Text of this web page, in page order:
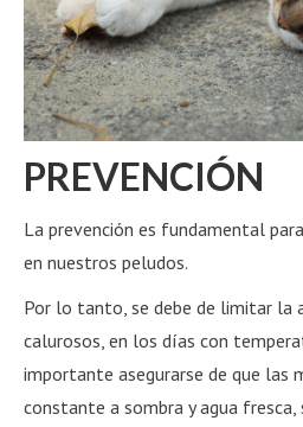
PREVENCIÓN
La prevención es fundamental
en nuestros peludos.
Por lo tanto, se debe de limitar la
calurosos, en los días con
importante asegurarse de que las
constante a sombra y agua fresca,